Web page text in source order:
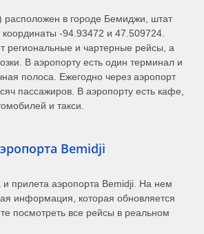
расположен в городе Бемиджи, штат
-94.93472 и 47.509724.
региональные и чартерные рейсы, а
В аэропорту есть один терминал и
полоса. Ежегодно через аэропорт
пассажиров. В аэропорту есть кафе,
и такси.
Bemidji
прилета аэропорта Bemidji. На нем
информация, которая обновляется
посмотреть все рейсы в реальном